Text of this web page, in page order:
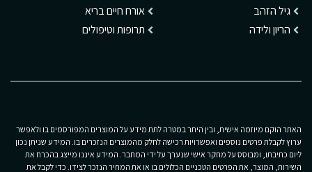
גיל הזהב
הריון ולידה
אורח חיים בריא
תרופות וטיפולים
האתר הוקם מיוזמה אישית, ובין היתר במטרה לתת מידע על המוצרים המפורסמים בו ולאפשר
ערוץ לקבלת פרטים נוספים ואפשרויות רכישה לחלק מהמוצרים הנזכרים בו. המידע שניתן נכון
ליום כתיבתו, ומבוסס על מחקר אישי שנערך על ידי המחבר. המידע איננו מייצג בהכרח את
השירות, המוצר, את הפרטים הטכניים הכלולים בו או את המחיר הנזכר לצידו. כדי לקבל את